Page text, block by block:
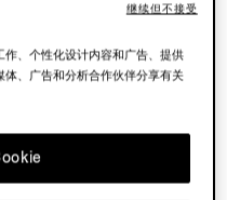
、个性化设计内容和广告、提供
、广告和分析合作伙伴分享有关
继续但不接受